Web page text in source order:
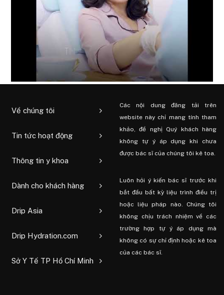
Về chúng tôi
Tin tức hoạt động
Thông tin y khoa
Dành cho khách hàng
Drip Asia
Drip Hydration.com
Sở Y Tế TP Hồ Chí Minh
Các nội dung đăng tải trên
website này chỉ mang tính tham
khảo, đề nghị Quý khách hàng
không tự ý áp dụng khi chưa
được bác sĩ của chúng tôi kê toa.
Luôn hỏi ý kiến ​​bác sĩ trước khi
bắt đầu bất kỳ liệu trình điều trị
hoặc liệu pháp nào. Chúng tôi
không chịu trách nhiệm về các
trường hợp tự ý áp dụng mà
không có sự chỉ định hoặc kê toa
của các bác sĩ.